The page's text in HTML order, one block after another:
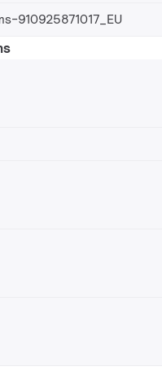
910925871017_EU